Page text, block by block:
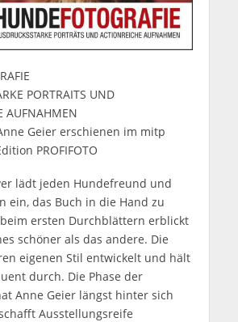
PORTRAITS UND
AUFNAHMEN
Geier erschienen im mitp
PROFIFOTO
lädt jeden Hundefreund und
ein, das Buch in die Hand zu
ersten Durchblättern erblickt
schöner als das andere. Die
eigenen Stil entwickelt und hält
durch. Die Phase der
Anne Geier längst hinter sich
Ausstellungsreife